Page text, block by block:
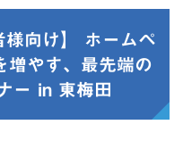
様向け】 ホームペ
増やす、最先端の
ー in 東梅田